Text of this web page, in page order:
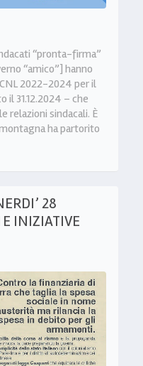
“pronta-firma”
“amico”] hanno
2022-2024 per il
il 31.12.2024 – che
relazioni sindacali. È
ha partorito
28
INIZIATIVE